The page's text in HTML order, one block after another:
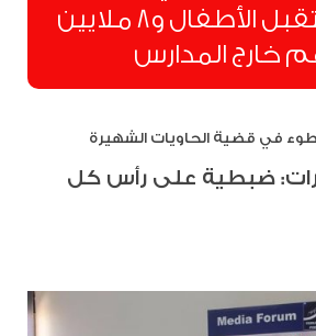
سلبت مستقبل الأطفال و8 ملايين
خارج المدارس
في قضية الحاويات الشهيرة
ضبطية على رأس كل